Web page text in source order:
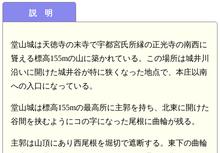
説 明
堂山城は天徳寺の末寺で宇都宮氏所縁の正光寺の南西に
聳える標高155mの山に築かれている。この場所は城井川
沿いに開けた城井谷が特に狭くなった地点で、本庄以南
への入口になっている。
堂山城は標高155mの最高所に主郭を持ち、北東に開けた
谷間を挟むようにコの字になった尾根に曲輪が残る。
主郭は山頂にあり西尾根を堀切で遮断する。東下の曲輪